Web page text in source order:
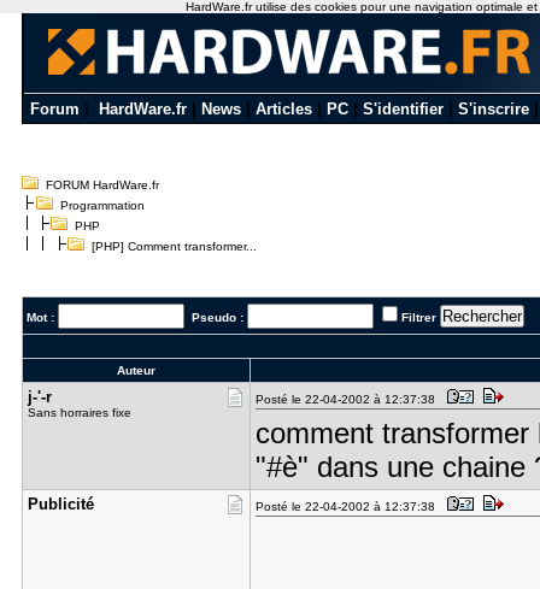
Forum HardWare.fr News Articles PC S'identifier S'inscrire
FORUM HardWare.fr
Programmation
PHP
[PHP] Comment transformer...
Mot : Pseudo : Filtrer
Auteur
j-'-r
Sans horraires fixe
Posté le 22-04-2002 à 12:37:38
comment
"#è" dans une chaine
Publicité Posté le 22-04-2002 à 12:37:38
HardWare.fr utilise des cookies pour une navigation optimale